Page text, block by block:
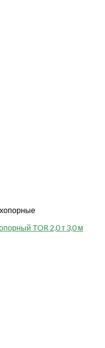
TOR 2,0 т 3,0 м